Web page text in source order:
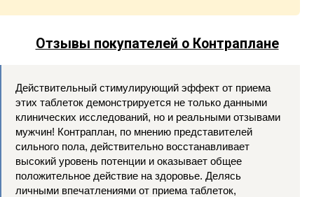
Отзывы покупателей о Контраплане
Действительный стимулирующий эффект от приема
этих таблеток демонстрируется не только данными
клинических исследований, но и реальными отзывами
мужчин! Контраплан, по мнению представителей
сильного пола, действительно восстанавливает
высокий уровень потенции и оказывает общее
положительное действие на здоровье. Делясь
личными впечатлениями от приема таблеток,